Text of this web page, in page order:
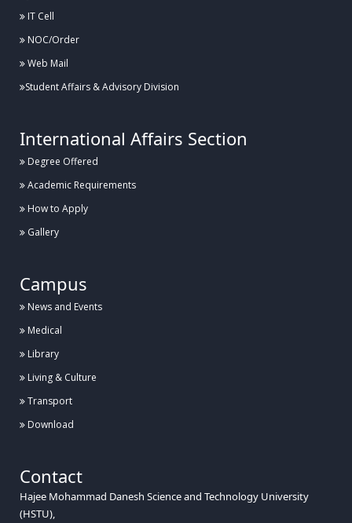
IT Cell
NOC/Order
Web Mail
Student Affairs & Advisory Division
International Affairs Section
Degree Offered
Academic Requirements
How to Apply
Gallery
Campus
News and Events
Medical
Library
Living & Culture
Transport
Download
Contact
Hajee Mohammad Danesh Science and Technology University
(HSTU),